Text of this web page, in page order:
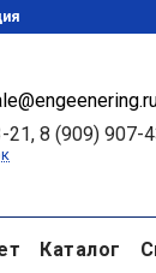
21, 8 (909) 907-
Каталог